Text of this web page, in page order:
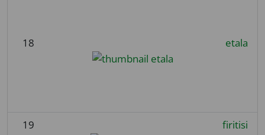
18 etala
19 firitisi